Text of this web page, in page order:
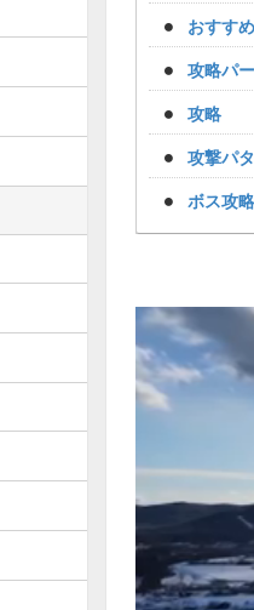
おすす
攻略パ
攻略
攻撃パ
ボス攻略